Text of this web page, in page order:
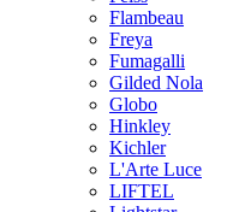
Flambeau
Freya
Fumagalli
Gilded Nola
Globo
Hinkley
Kichler
L'Arte Luce
LIFTEL